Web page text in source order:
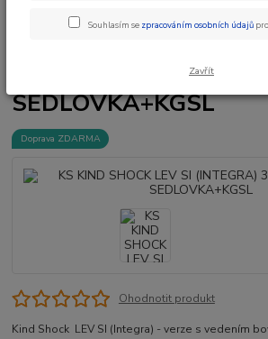
(INTEGRA) 395/125
SEDLOVKA+KGSL
Doprava ZDARMA
Ohodnotit produkt
Kind Shock LEV SI (Integra) - verze s vedením
Souhlasím se zpracováním osobních údajů
Zavřít